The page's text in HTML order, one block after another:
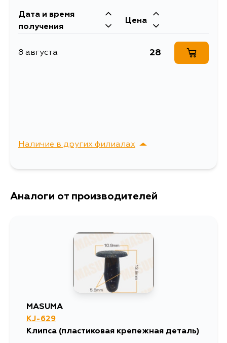
Дата и время
получения
Цена
8 августа 28
Наличие в других филиалах
г. Владивосток,
Аналоги от производителей
MASUMA
KJ-629
Клипса (пластиковая крепежная деталь)